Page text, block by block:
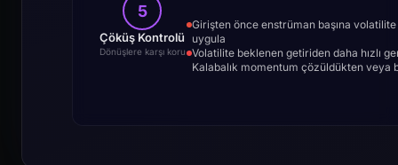
5
Çöküş Kontrolü
Dönüşlere karşı koru
Girişten önce enstrüman başına
uygula
Volatilite beklenen getiriden daha hızlı
Kalabalık momentum çözüldükten